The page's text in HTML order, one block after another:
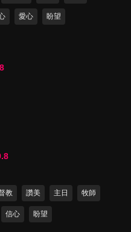
真自由的旅程
結束無父 無子的世代
彼得滿網神蹟
愛心 盼望
教 讚美 主日 牧師
信心 盼望